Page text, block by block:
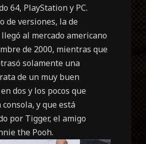
64, PlayStation y PC.
de versiones, la de
al mercado americano
de 2000, mientras que
solamente una
de un muy buen
dos y los pocos que
y que está
por Tigger, el amigo
the Pooh.